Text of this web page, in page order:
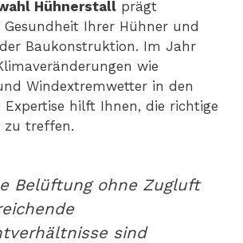
Hühnerstall prägt
Ihrer Hühner und
Baukonstruktion. Im Jahr
wie
Windextremwetter in den
Expertise hilft Ihnen, die richtige
zu treffen.
Belüftung ohne Zugluft
sind